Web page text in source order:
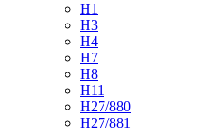
H1
H3
H4
H7
H8
H11
H27/880
H27/881